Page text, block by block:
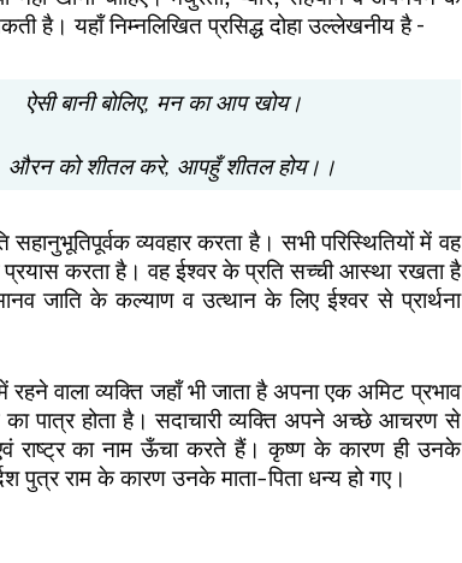
है। यहाँ निम्नलिखित प्रसिद्ध दोहा उल्लेखनीय है –
ऐसी बानी बोलिए, मन का आप खोय।
आपहुँ शीतल होय।।
व्यवहार करता है। सभी परिस्थितियों में वह
प्रयास करता है। वह ईश्वर के प्रति सच्ची आस्था रखता है
जाति के कल्याण व उत्थान के लिए ईश्वर से प्रार्थना
जहाँ भी जाता है अपना एक अमिट प्रभाव
पात्र होता है। सदाचारी व्यक्ति अपने अच्छे आचरण से
राष्ट्र का नाम ऊँचा करते हैं। कृष्ण के कारण ही उनके
पुत्र राम के कारण उनके माता-पिता धन्य हो गए।